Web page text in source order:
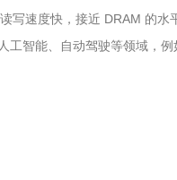
写速度快，接近 DRAM 的
智能、自动驾驶等领域，